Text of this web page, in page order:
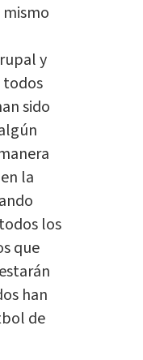
y
todos
sido
la
los
que
han
de